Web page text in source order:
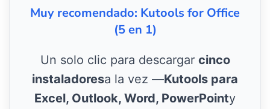
Muy recomendado: Kutools for Office
(5 en 1)
Un solo clic para descargar cinco
instaladoresa la vez —Kutools para
Excel, Outlook, Word, PowerPointy